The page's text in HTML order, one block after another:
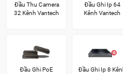
Đầu Thu Camera
32 Kênh Vantech
Đầu Ghi Ip 64
Kênh Vantech
Đầu Ghi PoE
Đầu Ghi Ip 8